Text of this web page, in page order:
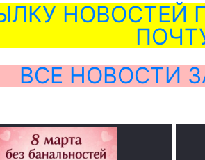
НОВОСТЕЙ
ВСЕ НОВОСТИ